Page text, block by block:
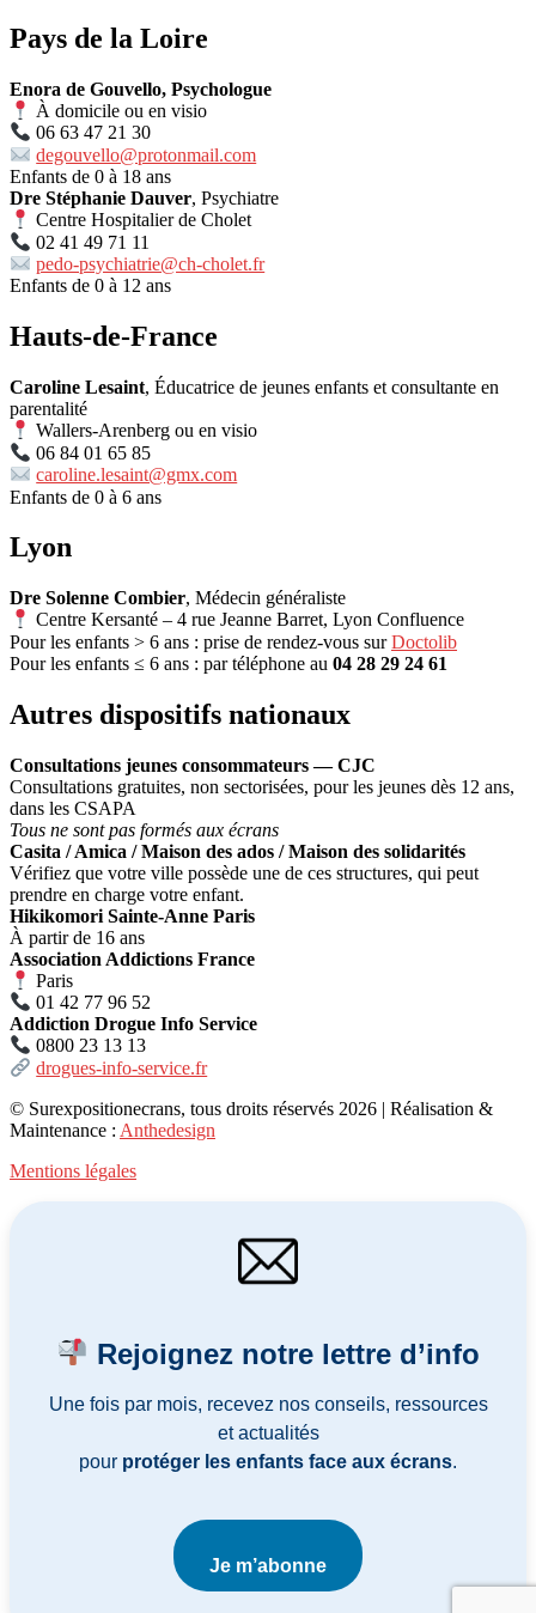
Pays de la Loire
Enora de Gouvello, Psychologue
À domicile ou en visio
06 63 47 21 30
degouvello@protonmail.com
Enfants de 0 à 18 ans
Dre Stéphanie Dauver, Psychiatre
Centre Hospitalier de Cholet
02 41 49 71 11
pedo-psychiatrie@ch-cholet.fr
Enfants de 0 à 12 ans
Hauts-de-France
Caroline Lesaint, Éducatrice de jeunes enfants et consultante en
parentalité
Wallers-Arenberg ou en visio
06 84 01 65 85
caroline.lesaint@gmx.com
Enfants de 0 à 6 ans
Lyon
Dre Solenne Combier, Médecin généraliste
Centre Kersanté – 4 rue Jeanne Barret, Lyon Confluence
Pour les enfants > 6 ans : prise de rendez-vous surDoctolib
Pour les enfants ≤ 6 ans : par téléphone au 04 28 29 24 61
Autres dispositifs nationaux
Consultations jeunes consommateurs — CJC
Consultations gratuites, non sectorisées, pour les jeunes dès 12 ans,
dans les CSAPA
Tous ne sont pas formés aux écrans
Casita / Amica / Maison des ados / Maison des solidarités
Vérifiez que votre ville possède une de ces structures, qui peut
prendre en charge votre enfant.
Hikikomori Sainte-Anne Paris
À partir de 16 ans
Association Addictions France
Paris
01 42 77 96 52
Addiction Drogue Info Service
0800 23 13 13
drogues-info-service.fr
© Surexpositionecrans, tous droits réservés 2026 | Réalisation &
Maintenance : Anthedesign
Mentions légales
Rejoignez notre lettre d’info
Une fois par mois, recevez nos conseils, ressources
et actualités
pour protéger les enfants face aux écrans.
Je m’abonne